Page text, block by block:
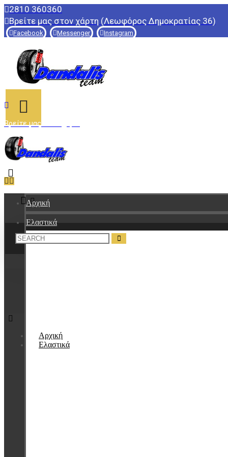
2810 360360
Βρείτε μας στον χάρτη (Λεωφόρος Δημοκρατίας 36)
Facebook Messenger Instagram
Αρχική
Ελαστικά
Βρείτε μας στον χάρτη
Αρχική
Ελαστικά